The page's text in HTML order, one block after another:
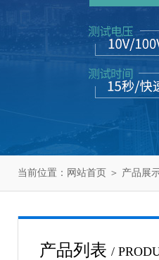
当前位置： 网站首页 ＞ 产品展
产品列表 /